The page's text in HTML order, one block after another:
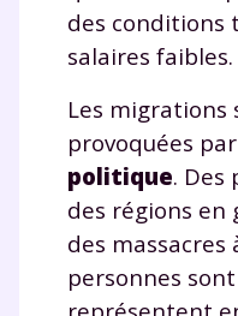
des conditions
salaires faibles.
Les
provoquées
politique.
des régions en
des massacres
personnes
Envie
et de